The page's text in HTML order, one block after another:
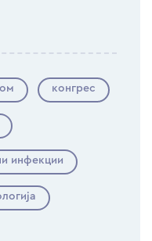
конгрес
инфекции